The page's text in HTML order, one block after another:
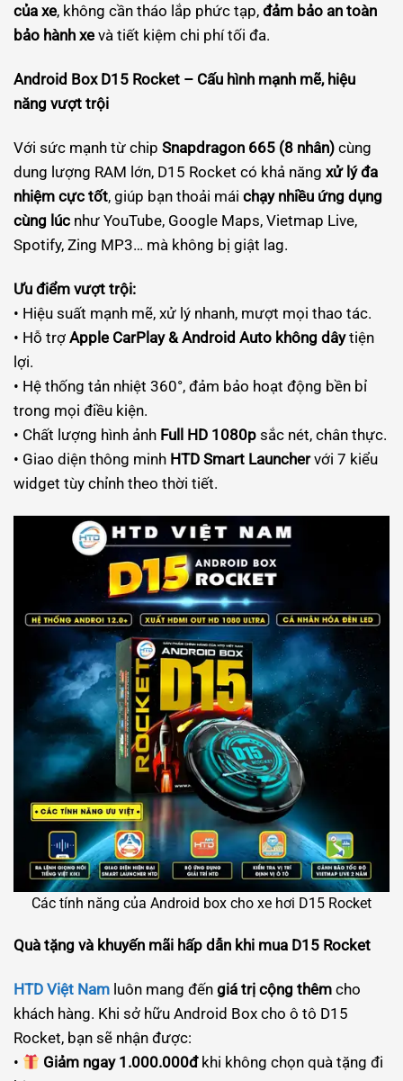
của xe, không cần tháo lắp phức tạp, đảm bảo an toàn
bảo hành xe và tiết kiệm chi phí tối đa.
Android Box D15 Rocket – Cấu hình mạnh mẽ, hiệu
năng vượt trội
Với sức mạnh từ chip Snapdragon 665 (8 nhân) cùng
dung lượng RAM lớn, D15 Rocket có khả năng xử lý đa
nhiệm cực tốt, giúp bạn thoải mái chạy nhiều ứng dụng
cùng lúc như YouTube, Google Maps, Vietmap Live,
Spotify, Zing MP3… mà không bị giật lag.
Ưu điểm vượt trội:
• Hiệu suất mạnh mẽ, xử lý nhanh, mượt mọi thao tác.
• Hỗ trợ Apple CarPlay & Android Auto không dâytiện
lợi.
• Hệ thống tản nhiệt 360°, đảm bảo hoạt động bền bỉ
trong mọi điều kiện.
• Chất lượng hình ảnh Full HD 1080p sắc nét, chân thực.
• Giao diện thông minh HTD Smart Launchervới 7 kiểu
widget tùy chỉnh theo thời tiết.
Các tính năng của Android box cho xe hơi D15 Rocket
Quà tặng và khuyến mãi hấp dẫn khi mua D15 Rocket
HTD Việt Nam luôn mang đến giá trị cộng thêm cho
khách hàng. Khi sở hữu Android Box cho ô tô D15
Rocket, bạn sẽ nhận được:
•
Giảm ngay 1.000.000đ khi không chọn quà tặng đi